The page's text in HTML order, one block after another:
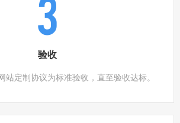
3
验收
站定制协议为标准验收，直至验收达标。